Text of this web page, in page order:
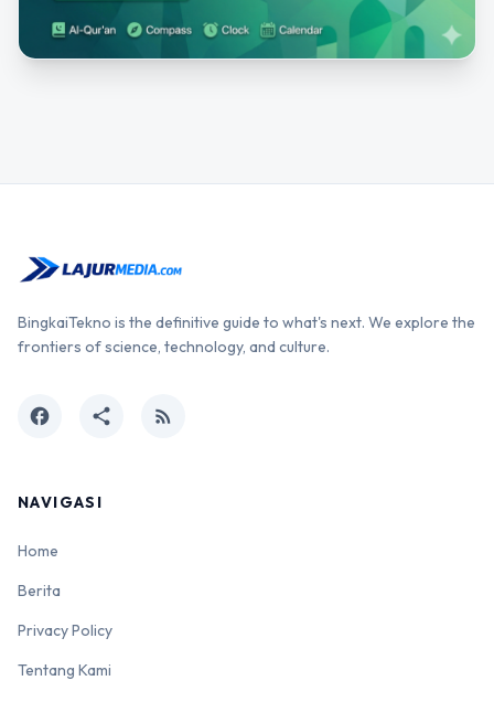
BingkaiTekno is the definitive guide to what's next. We explore the
frontiers of science, technology, and culture.
facebook share rss_feed
NAVIGASI
Home
Berita
Privacy Policy
Tentang Kami